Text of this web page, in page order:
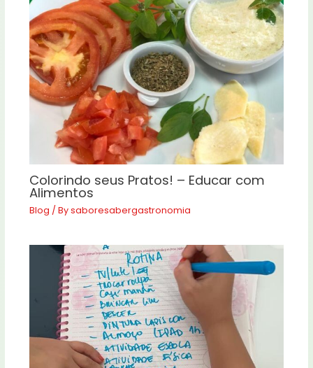
Colorindo seus Pratos! – Educar com
Alimentos
Blog / Bysaboresabergastronomia